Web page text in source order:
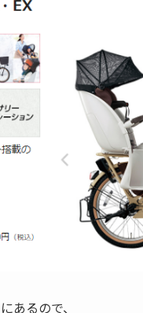
にあるので、